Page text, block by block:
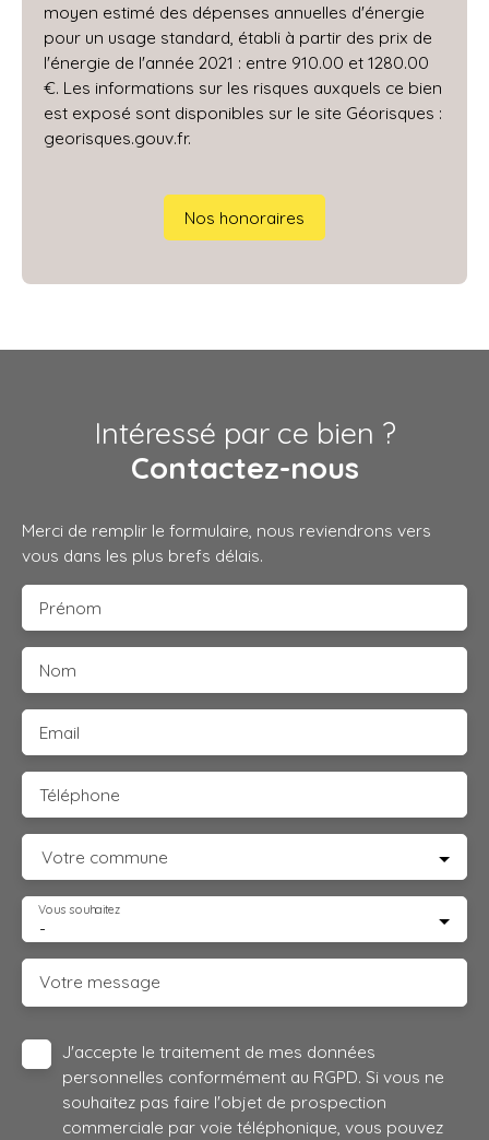
moyen estimé des dépenses annuelles d'énergie
pour un usage standard, établi à partir des prix de
l'énergie de l'année 2021 : entre 910.00 et 1280.00
€. Les informations sur les risques auxquels ce bien
est exposé sont disponibles sur le site Géorisques :
georisques.gouv.fr.
Nos honoraires
Intéressé par ce bien ?
Contactez-nous
Merci de remplir le formulaire, nous reviendrons vers
vous dans les plus brefs délais.
Prénom
Nom
Email
Téléphone
Votre commune
-
Vous souhaitez
Votre message
J'accepte le traitement de mes données
personnelles conformément au RGPD. Si vous ne
souhaitez pas faire l'objet de prospection
commerciale par voie téléphonique, vous pouvez